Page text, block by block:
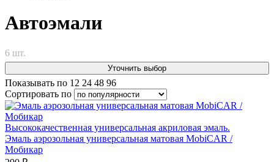
Автоэмали
6 шт.
Уточнить выбор
Показывать по 12 24 48 96
Сортировать по
Высококачественная универсальная акриловая эмаль.
Эмаль аэрозольная универсальная матовая MobiCAR /
Мобикар